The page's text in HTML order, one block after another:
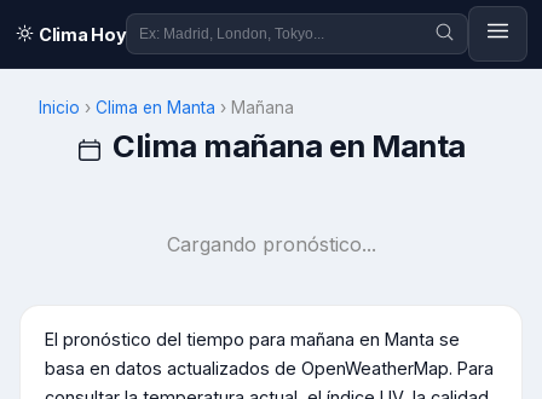
Clima Hoy
Inicio › Clima en Manta › Mañana
Clima mañana en Manta
Cargando pronóstico...
El pronóstico del tiempo para mañana en Manta se
basa en datos actualizados de OpenWeatherMap. Para